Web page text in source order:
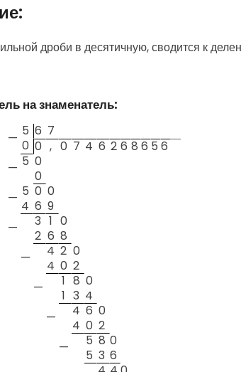
дроби в десятичную, сводится к
на знаменатель:
— 5 6 7
0 0 , 0 7 4 6 2 6 8 6 5 6
— 5 0
0
— 5 0 0
4 6 9
—
3 1 0
2 6 8
—
4 2 0
4 0 2
—
1 8 0
1 3 4
—
4 6 0
4 0 2
—
5 8 0
5 3 6